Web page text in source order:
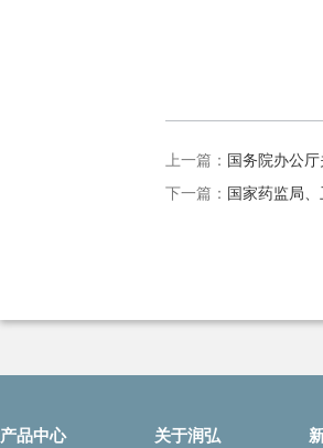
上一篇： 国务院办公
下一篇： 国家药监局
产品中心 关于润弘